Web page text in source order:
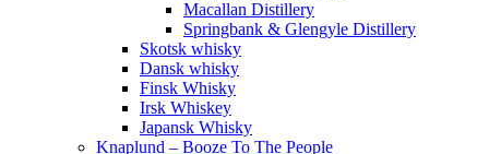
Macallan Distillery
Springbank & Glengyle Distillery
Skotsk whisky
Dansk whisky
Finsk Whisky
Irsk Whiskey
Japansk Whisky
Knaplund – Booze To The People